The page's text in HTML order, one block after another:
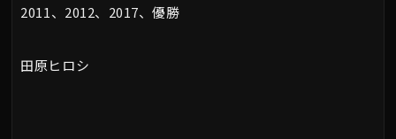
2011、2012、2017、優勝
田原ヒロシ